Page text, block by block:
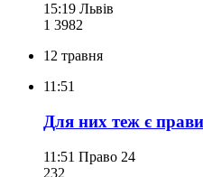
15:19 Львів
1 3982
12 травня
11:51
Для них теж є
11:51 Право 24
232